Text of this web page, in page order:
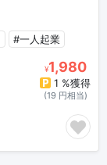
#一人起業
¥1,980
1 %獲得
(19 円相当)